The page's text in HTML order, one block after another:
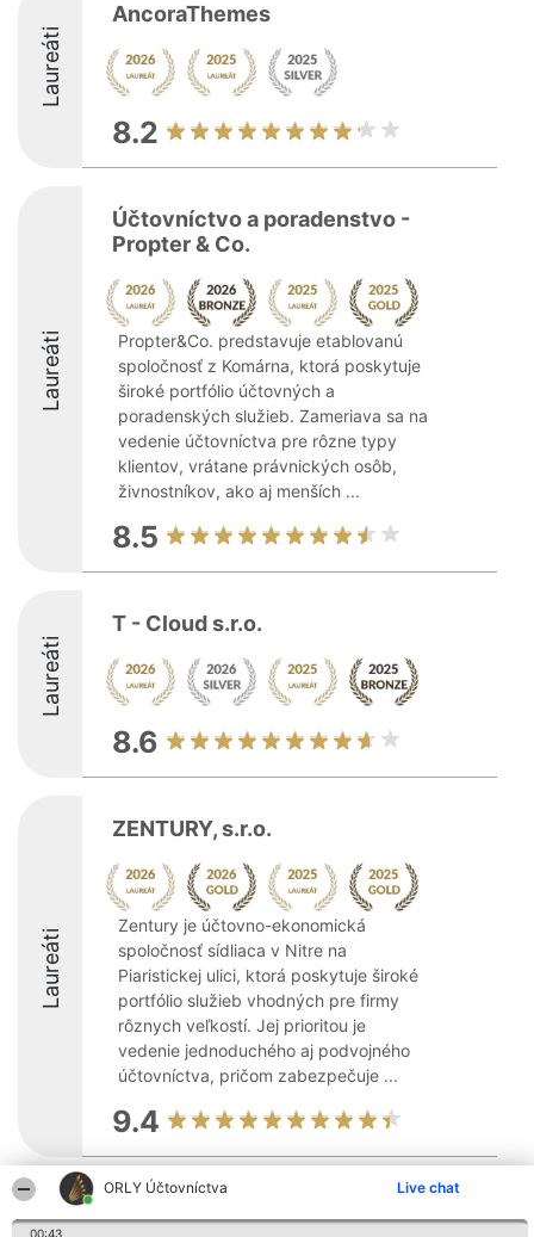
ORLY Účtovníctva Live chat
00:43
Laureáti
AncoraThemes
8.2
Laureáti
Účtovníctvo a poradenstvo -
Propter & Co.
Propter&Co. predstavuje etablovanú
spoločnosť z Komárna, ktorá poskytuje
široké portfólio účtovných a
poradenských služieb. Zameriava sa na
vedenie účtovníctva pre rôzne typy
klientov, vrátane právnických osôb,
živnostníkov, ako aj menších ...
8.5
Laureáti
T - Cloud s.r.o.
8.6
Laureáti
ZENTURY, s.r.o.
Zentury je účtovno-ekonomická
spoločnosť sídliaca v Nitre na
Piaristickej ulici, ktorá poskytuje široké
portfólio služieb vhodných pre firmy
rôznych veľkostí. Jej prioritou je
vedenie jednoduchého aj podvojného
účtovníctva, pričom zabezpečuje ...
9.4
Organizátor hodnotenia
Bright Side Solutions sp. z o.
Laureáti
Kontakt